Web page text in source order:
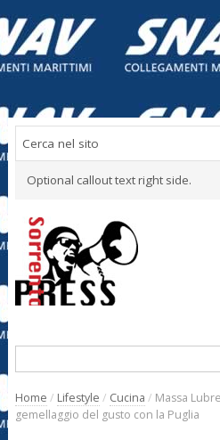
Optional callout text right side.
Home / Lifestyle / Cucina / Massa
gemellaggio del gusto con la Puglia